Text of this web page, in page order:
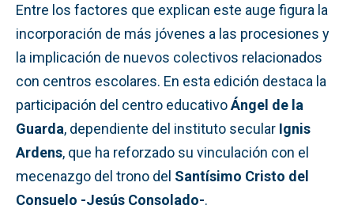
Entre los factores que explican este auge figura la
incorporación de más jóvenes a las procesiones y
la implicación de nuevos colectivos relacionados
con centros escolares. En esta edición destaca la
participación del centro educativoÁngel de la
Guarda, dependiente del instituto secular Ignis
Ardens, que ha reforzado su vinculación con el
mecenazgo del trono del Santísimo Cristo del
Consuelo -Jesús Consolado-.